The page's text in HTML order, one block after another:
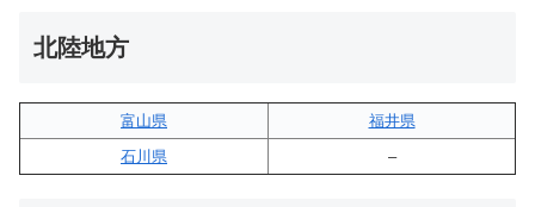
北陸地方
富山県
福井県
石川県
–